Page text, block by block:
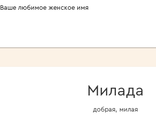
Ваше любимое женское имя
Милада
добрая, милая